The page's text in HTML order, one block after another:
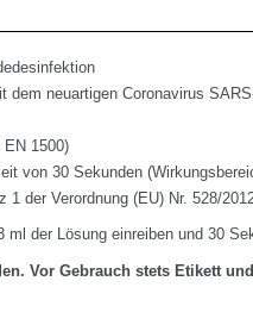
dem neuartigen Coronavirus
EN 1500)
von 30 Sekunden
der Verordnung (EU) Nr. 528/
ml der Lösung einreiben und 30
Vor Gebrauch stets Etikett und